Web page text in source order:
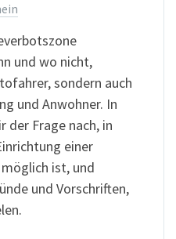
und wo nicht,
sondern auch
und Anwohner. In
der Frage nach, in
einer
ist, und
und Vorschriften,